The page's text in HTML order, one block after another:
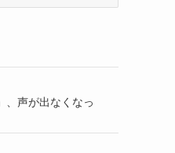
、声が出なくなっ